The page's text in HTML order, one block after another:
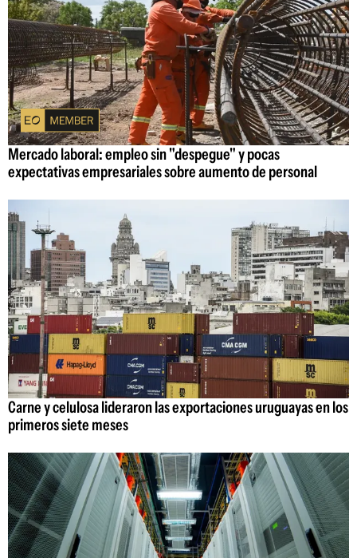
Mercado laboral: empleo sin "despegue" y pocas
expectativas empresariales sobre aumento de personal
Carne y celulosa lideraron las exportaciones uruguayas en los
primeros siete meses